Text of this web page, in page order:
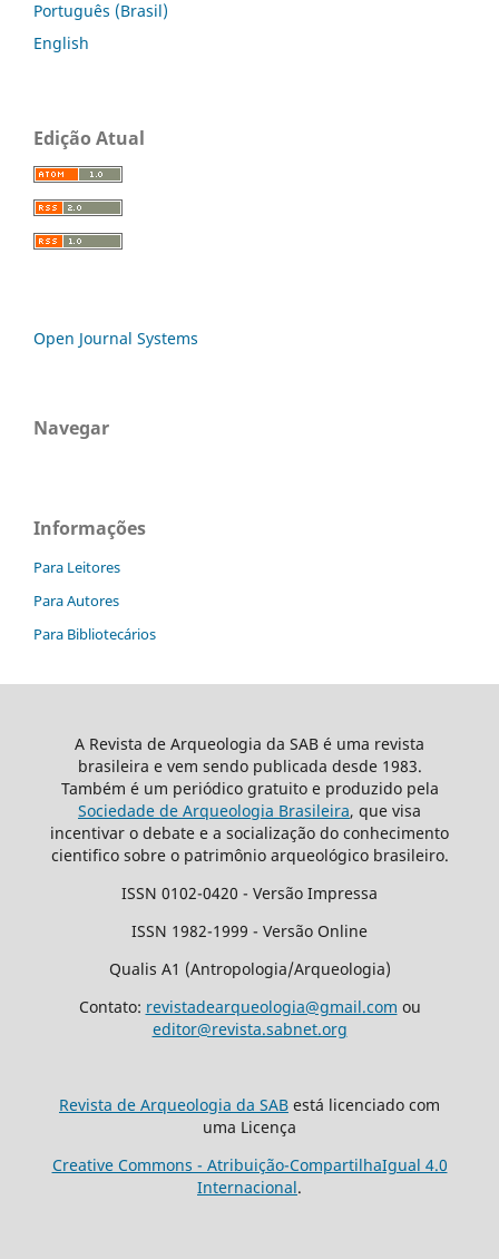
Português (Brasil)
English
Edição Atual
Open Journal Systems
Navegar
Informações
Para Leitores
Para Autores
Para Bibliotecários
A Revista de Arqueologia da SAB é uma revista
brasileira e vem sendo publicada desde 1983.
Também é um periódico gratuito e produzido pela
Sociedade de Arqueologia Brasileira, que visa
incentivar o debate e a socialização do conhecimento
cientifico sobre o patrimônio arqueológico brasileiro.
ISSN 0102-0420 - Versão Impressa
ISSN 1982-1999 - Versão Online
Qualis A1 (Antropologia/Arqueologia)
Contato: revistadearqueologia@gmail.com ou
editor@revista.sabnet.org
Revista de Arqueologia da SAB está licenciado com
uma Licença
Creative Commons - Atribuição-CompartilhaIgual 4.0
Internacional.